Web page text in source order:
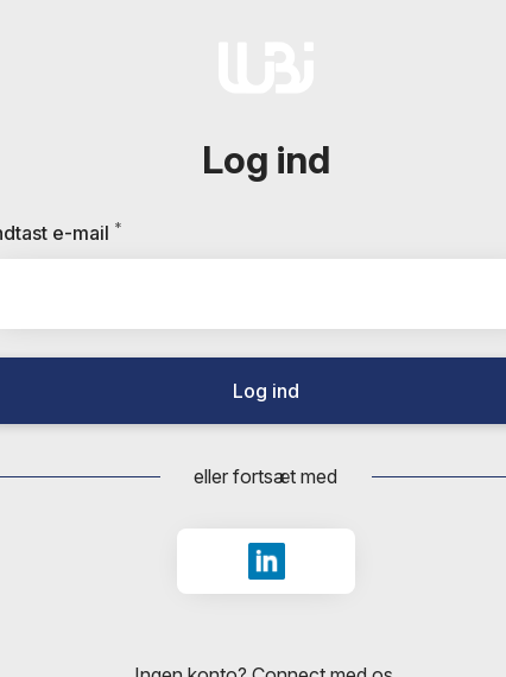
Log ind
e-mail *
Log ind
eller fortsæt med
Log ind med LinkedIn